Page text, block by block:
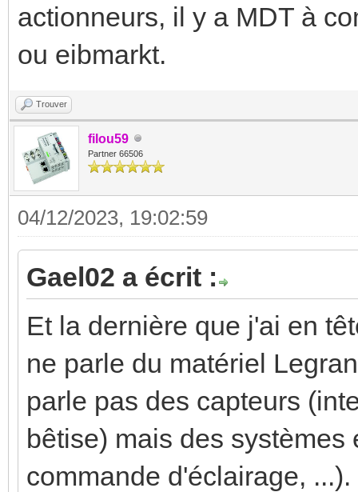
actionneurs, il y a MDT à
ou eibmarkt.
Trouver
filou59
Partner 66506
04/12/2023, 19:02:59
Gael02 a écrit :
Et la dernière que j'ai en
ne parle du matériel
parle pas des capteurs
bêtise) mais des
commande d'éclairage,